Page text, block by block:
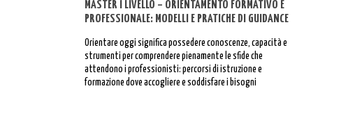
MASTER I LIVELLO – ORIENTAMENTO FORMATIVO E
PROFESSIONALE: MODELLI E PRATICHE DI GUIDANCE
Orientare oggi significa possedere conoscenze, capacità e
strumenti per comprendere pienamente le sfide che
attendono i professionisti: percorsi di istruzione e
formazione dove accogliere e soddisfare i bisogni